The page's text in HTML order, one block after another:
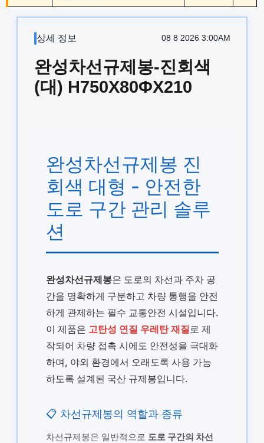
상세 정보 08 8 2026 3:00AM
완성차선규제봉-진회색
(대) H750X80ΦX210
완성차선규제봉 진
회색 대형 - 안전한
도로 구간 관리 솔루
션
완성차선규제봉은 도로의 차선과 주차 공
간을 명확하게 구분하고 차량 통행을 안전
하게 관제하는 필수 교통안전 시설입니다.
이 제품은 고탄성 연질 우레탄 재질 로 제
작되어 차량 접촉 시에도 안전성을 극대화
하며, 야외 환경에서 오래도록 사용 가능
하도록 설계된 국산 규제봉입니다.
📋 차선규제봉의 역할과 종류
차선규제봉은 일반적으로 도로 구간의 차선